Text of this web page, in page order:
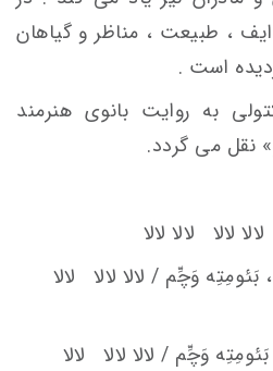
، طبیعت ، مناظر و گیاهان
است .
به روایت بانوی هنرمند
نقل می گردد.
لالا لالا لالا لالا
بَئومِتِه وَچِّم / لالا لالا لالا
وَچِّم / لالا لالا لالا